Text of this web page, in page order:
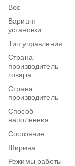
Вес
Вариант
установки
Тип управления
Страна-
производитель
товара
Страна
производитель
Способ
наполнения
Состояние
Ширина
Режимы работы